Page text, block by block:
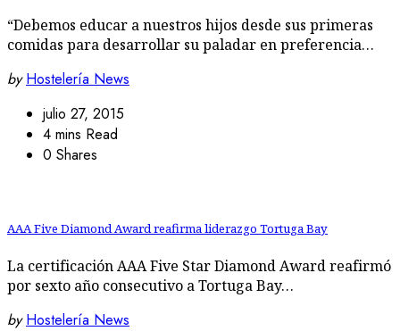
“Debemos educar a nuestros hijos desde sus primeras
comidas para desarrollar su paladar en preferencia…
by Hostelería News
julio 27, 2015
4 mins Read
0 Shares
AAA Five Diamond Award reafirma liderazgo Tortuga Bay
La certificación AAA Five Star Diamond Award reafirmó
por sexto año consecutivo a Tortuga Bay…
by Hostelería News